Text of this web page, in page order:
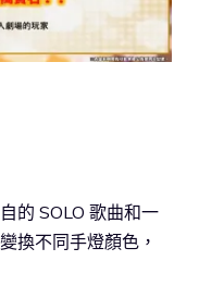
的 SOLO 歌曲和一
換不同手燈顏色，